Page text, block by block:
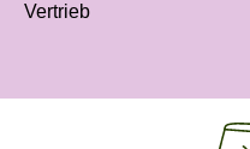
Vertrieb